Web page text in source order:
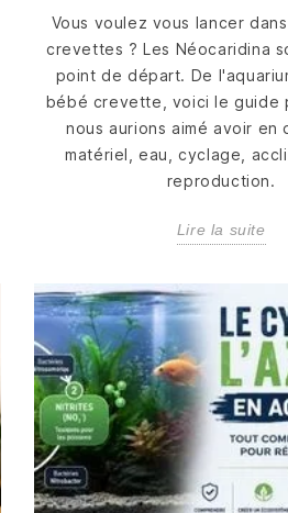
Vous voulez vous lancer
crevettes ? Les Néocaridina
point de départ. De
bébé crevette, voici le guide
nous aurions aimé avoir
matériel, eau, cyclage,
reproduction.
Lire la suite